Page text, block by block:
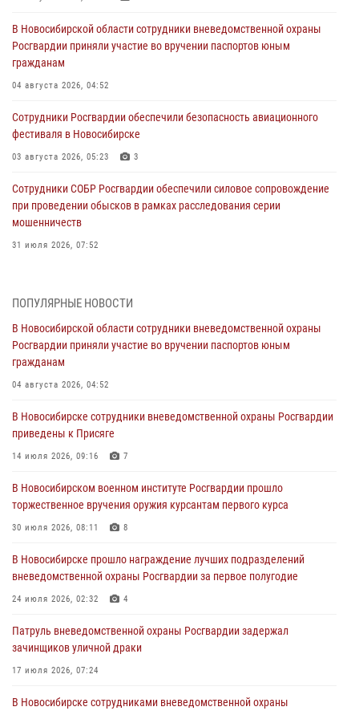
В Новосибирской области сотрудники вневедомственной охраны
Росгвардии приняли участие во вручении паспортов юным
гражданам
04 августа 2026, 04:52
Сотрудники Росгвардии обеспечили безопасность авиационного
фестиваля в Новосибирске
03 августа 2026, 05:23 3
Сотрудники СОБР Росгвардии обеспечили силовое сопровождение
при проведении обысков в рамках расследования серии
мошенничеств
31 июля 2026, 07:52
При силовой поддержке бойцов ОМОН и СОБР Росгвардии
пресечена деятельность группы лиц, причастных к мошенничеству
в сфере страхования
В Новосибирске сотрудниками вневедомственной охраны
Росгвардии задержан гражданин, находящийся в розыске
В Новосибирске военнослужащие отряда спецназа «Ермак»
Росгвардии провели занятия по беспарашютному десантированию
В Новосибирске военнослужащие Росгвардии почтили память детей
– жертв войны в Донбассе
ПОПУЛЯРНЫЕ НОВОСТИ
В Новосибирской области сотрудники вневедомственной охраны
Росгвардии приняли участие во вручении паспортов юным
гражданам
04 августа 2026, 04:52
В Новосибирске сотрудники вневедомственной охраны Росгвардии
приведены к Присяге
14 июля 2026, 09:16 7
В Новосибирском военном институте Росгвардии прошло
торжественное вручения оружия курсантам первого курса
30 июля 2026, 08:11 8
В Новосибирске прошло награждение лучших подразделений
вневедомственной охраны Росгвардии за первое полугодие
24 июля 2026, 02:32 4
Патруль вневедомственной охраны Росгвардии задержал
зачинщиков уличной драки
17 июля 2026, 07:24
В Новосибирске сотрудниками вневедомственной охраны